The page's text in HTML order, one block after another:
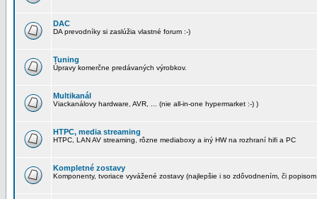
DAC
DA prevodníky si zaslúžia vlastné forum :-)
Tuning
Úpravy komerčne predávaných výrobkov.
Multikanál
Viackanálovy hardware, AVR, ... (nie all-in-one hypermarket :-) )
HTPC, media streaming
HTPC, LAN AV streaming, rôzne mediaboxy a iný HW na rozhraní hifi a PC
Kompletné zostavy
Komponenty, tvoriace vyvážené zostavy (najlepšie i so zdôvodnením, či